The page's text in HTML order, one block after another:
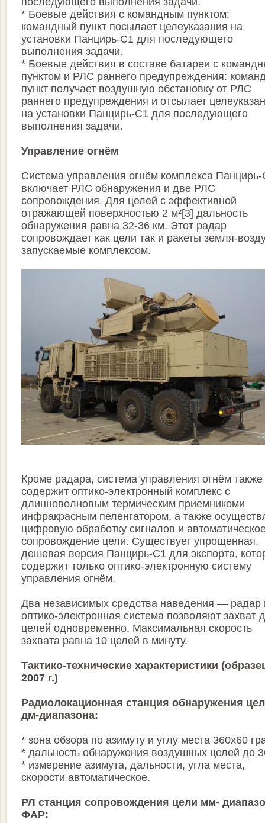
* Боевые действия с командным пунктом:
командный пункт посылает целеуказания на
установки Панцирь-С1 для последующего
выполнения задачи.
* Боевые действия в составе батареи с
пунктом и РЛС раннего предупреждения:
пункт получает воздушную обстановку от РЛС
раннего предупреждения и отсылает
на установки Панцирь-С1 для последующего
выполнения задачи.
Управление огнём
Система управления огнём комплекса
включает РЛС обнаружения и две РЛС
сопровождения. Для целей с эффективной
отражающей поверхностью 2 м²[3] дальность
обнаружения равна 32-36 км. Этот радар
сопровождает как цели так и ракеты земля-
запускаемые комплексом.
Кроме радара, система управления огнём также
содержит оптико-электронный комплекс с
длинноволновым термическим приемникоми
инфракрасным пеленгатором, а также
цифровую обработку сигналов и
сопровождение цели. Существует упрощенная,
дешевая версия Панцирь-С1 для экспорта,
содержит только оптико-электронную систему
управления огнём.
Два независимых средства наведения — радар
оптико-электронная система позволяют захват
целей одновременно. Максимальная скорость
захвата равна 10 целей в минуту.
Тактико-технические характеристики
2007 г.)
Радиолокационная станция обнаружения
дм-диапазона:
* зона обзора по азимуту и углу места 360х60
* дальность обнаружения воздушных целей до
* измерение азимута, дальности, угла места,
скорости автоматическое.
РЛ станция сопровождения цели мм-
ФАР: